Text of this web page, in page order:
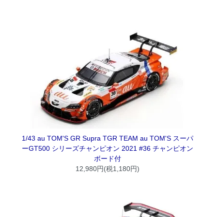
1/43 au TOM'S GR Supra TGR TEAM au TOM'S スーパ
ーGT500 シリーズチャンピオン 2021 #36 チャンピオン
ボード付
12,980円(税1,180円)